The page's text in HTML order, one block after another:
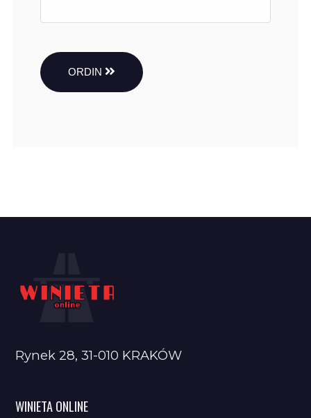
ORDIN
Rynek 28, 31-010 KRAKÓW
WINIETA ONLINE